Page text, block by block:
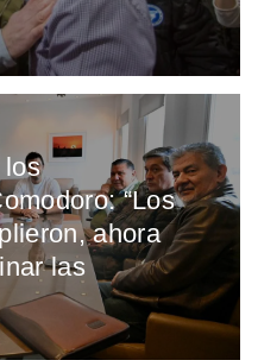
los
“Los
ahora
las